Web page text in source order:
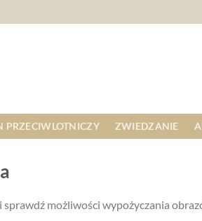
PRZECIWLOTNICZY ZWIEDZANIE
możliwości wypożyczania